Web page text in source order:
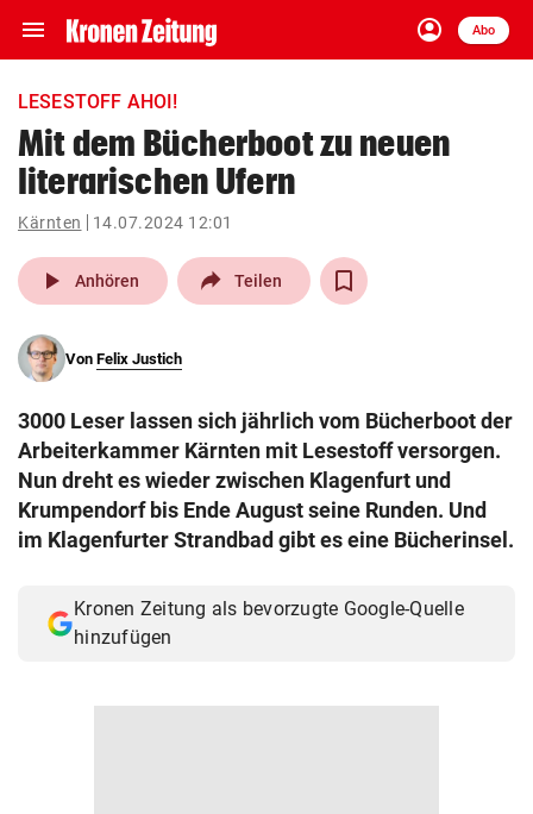
menu Navigation
ein-/ausklappen
account_circle
Anmelden
Abo
close Schließen
account_circle Anmelden
pin_drop
Wien arrow_right
search
eingeben
© Krone Multimedia GmbH & Co KG 2026
LESESTOFF AHOI!
Mit dem Bücherboot zu neuen
literarischen Ufern
Kärnten 14.07.2024 12:01
play_arrow Anhören Teilen
Von Felix Justich
3000 Leser lassen sich jährlich vom Bücherboot der
Arbeiterkammer Kärnten mit Lesestoff versorgen.
Nun dreht es wieder zwischen Klagenfurt und
Krumpendorf bis Ende August seine Runden. Und
im Klagenfurter Strandbad gibt es eine Bücherinsel.
Kronen Zeitung als bevorzugte Google-Quelle
hinzufügen